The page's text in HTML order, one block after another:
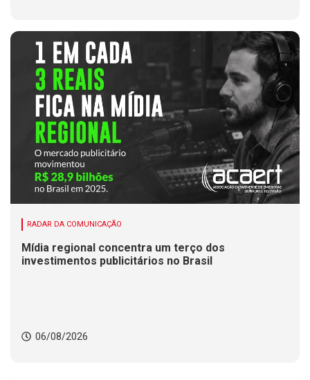
RADAR DA COMUNICAÇÃO
Mídia regional concentra um terço dos
investimentos publicitários no Brasil
06/08/2026